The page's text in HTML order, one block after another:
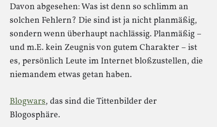
Davon abgesehen: Was ist denn so schlimm an
solchen Fehlern? Die sind ist ja nicht planmäßig,
sondern wenn überhaupt nachlässig. Planmäßig –
und m.E. kein Zeugnis von gutem Charakter – ist
es, persönlich Leute im Internet bloßzustellen, die
niemandem etwas getan haben.
Blogwars, das sind die Tittenbilder der
Blogosphäre.